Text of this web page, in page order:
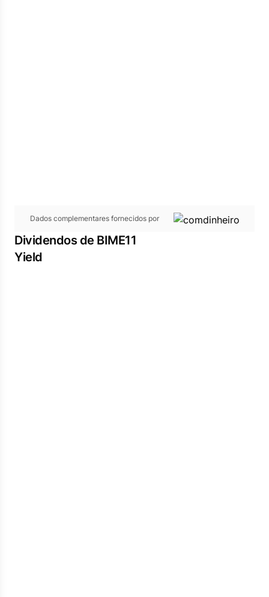
Dados complementares fornecidos por
Dividendos de BIME11
Yield